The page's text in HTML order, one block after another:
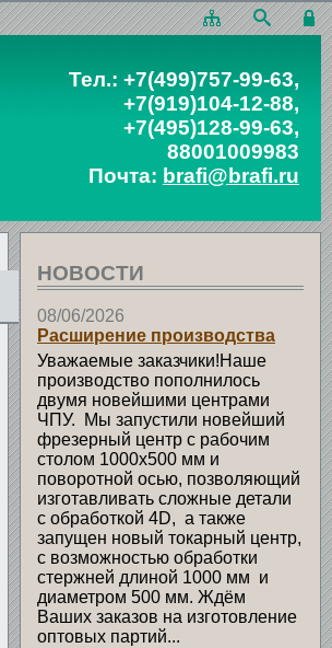
Тел.: +7(499)757-99-63,
+7(919)104-12-88,
+7(495)128-99-63,
88001009983
Почта: brafi@brafi.ru
НОВОСТИ
08/06/2026
Расширение производства
Уважаемые заказчики!Наше
производство пополнилось
двумя новейшими центрами
ЧПУ. Мы запустили новейший
фрезерный центр с рабочим
столом 1000х500 мм и
поворотной осью, позволяющий
изготавливать сложные детали
с обработкой 4D, а также
запущен новый токарный центр,
с возможностью обработки
стержней длиной 1000 мм и
диаметром 500 мм. Ждём
Ваших заказов на изготовление
оптовых партий...